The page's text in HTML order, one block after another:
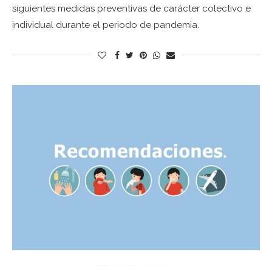
siguientes medidas preventivas de carácter colectivo e
individual durante el periodo de pandemia.